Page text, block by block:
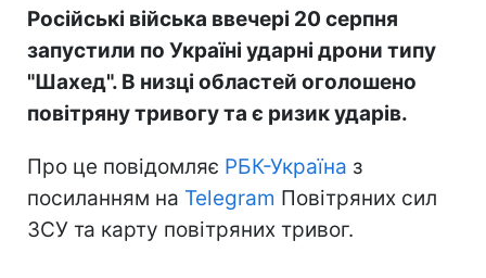
Російські війська ввечері 20 серпня
запустили по Україні ударні дрони типу
"Шахед". В низці областей оголошено
повітряну тривогу та є ризик ударів.
Про це повідомляє РБК-Україна з
посиланням на Telegram Повітряних сил
ЗСУ та карту повітряних тривог.